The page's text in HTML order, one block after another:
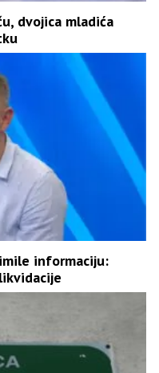
dvojica mladića
informaciju: